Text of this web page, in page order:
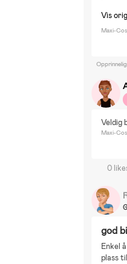
Vis
Maxi-
Veldig
Maxi-
0
god
Enkel
plass